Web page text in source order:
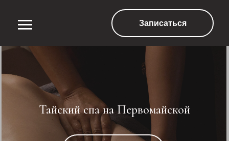
Записаться
Тайский спа на Первомайской